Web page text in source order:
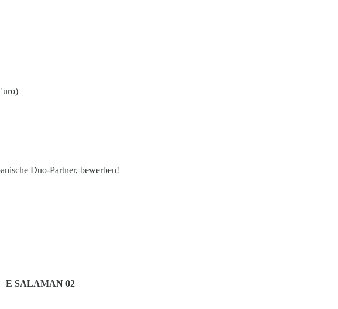
Duo-Partner, bewerben!
E SALAMAN 02